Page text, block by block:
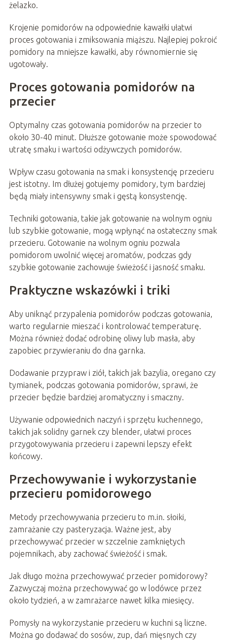
żelazko.
Krojenie pomidorów na odpowiednie kawałki ułatwi
proces gotowania i zmiksowania miąższu. Najlepiej pokroić
pomidory na mniejsze kawałki, aby równomiernie się
ugotowały.
Proces gotowania pomidorów na
przecier
Optymalny czas gotowania pomidorów na przecier to
około 30-40 minut. Dłuższe gotowanie może spowodować
utratę smaku i wartości odżywczych pomidorów.
Wpływ czasu gotowania na smak i konsystencję przecieru
jest istotny. Im dłużej gotujemy pomidory, tym bardziej
będą miały intensywny smak i gęstą konsystencję.
Techniki gotowania, takie jak gotowanie na wolnym ogniu
lub szybkie gotowanie, mogą wpłynąć na ostateczny smak
przecieru. Gotowanie na wolnym ogniu pozwala
pomidorom uwolnić więcej aromatów, podczas gdy
szybkie gotowanie zachowuje świeżość i jasność smaku.
Praktyczne wskazówki i triki
Aby uniknąć przypalenia pomidorów podczas gotowania,
warto regularnie mieszać i kontrolować temperaturę.
Można również dodać odrobinę oliwy lub masła, aby
zapobiec przywieraniu do dna garnka.
Dodawanie przypraw i ziół, takich jak bazylia, oregano czy
tymianek, podczas gotowania pomidorów, sprawi, że
przecier będzie bardziej aromatyczny i smaczny.
Używanie odpowiednich naczyń i sprzętu kuchennego,
takich jak solidny garnek czy blender, ułatwi proces
przygotowywania przecieru i zapewni lepszy efekt
końcowy.
Przechowywanie i wykorzystanie
przecieru pomidorowego
Metody przechowywania przecieru to m.in. słoiki,
zamrażanie czy pasteryzacja. Ważne jest, aby
przechowywać przecier w szczelnie zamkniętych
pojemnikach, aby zachować świeżość i smak.
Jak długo można przechowywać przecier pomidorowy?
Zazwyczaj można przechowywać go w lodówce przez
około tydzień, a w zamrażarce nawet kilka miesięcy.
Pomysły na wykorzystanie przecieru w kuchni są liczne.
Można go dodawać do sosów, zup, dań mięsnych czy